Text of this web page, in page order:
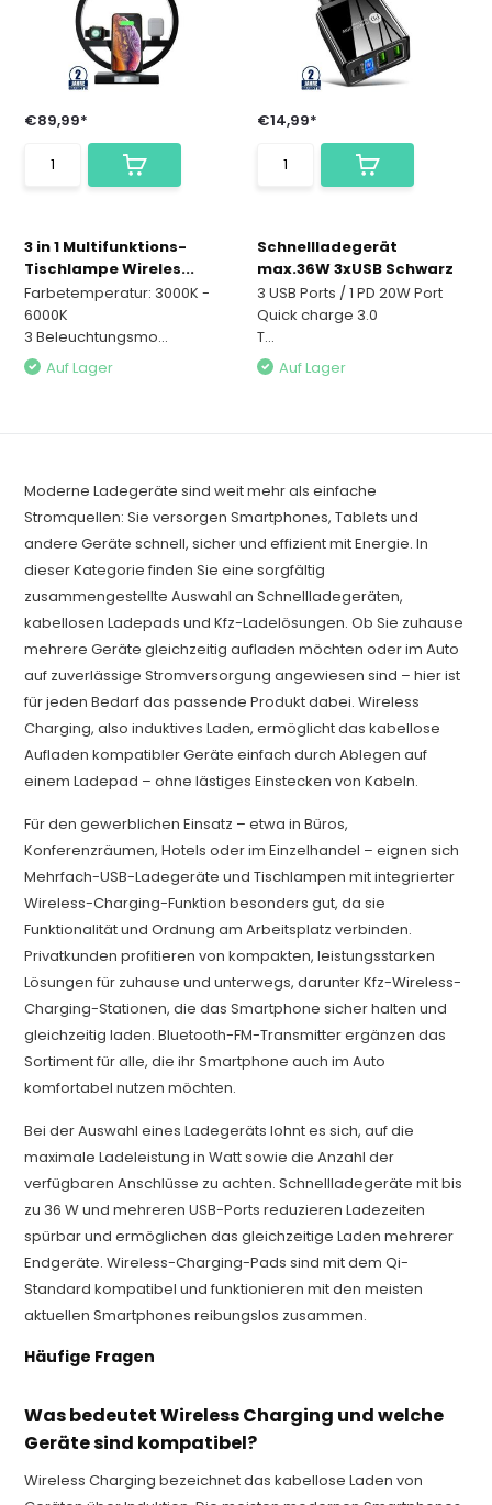
€89,99*
3 in 1 Multifunktions-
Tischlampe Wireles...
Farbetemperatur: 3000K -
6000K
3 Beleuchtungsmo...
Auf Lager
€14,99*
Schnellladegerät
max.36W 3xUSB Schwarz
3 USB Ports / 1 PD 20W Port
Quick charge 3.0
T...
Auf Lager
Moderne Ladegeräte sind weit mehr als einfache
Stromquellen: Sie versorgen Smartphones, Tablets und
andere Geräte schnell, sicher und effizient mit Energie. In
dieser Kategorie finden Sie eine sorgfältig
zusammengestellte Auswahl an Schnellladegeräten,
kabellosen Ladepads und Kfz-Ladelösungen. Ob Sie zuhause
mehrere Geräte gleichzeitig aufladen möchten oder im Auto
auf zuverlässige Stromversorgung angewiesen sind – hier ist
für jeden Bedarf das passende Produkt dabei. Wireless
Charging, also induktives Laden, ermöglicht das kabellose
Aufladen kompatibler Geräte einfach durch Ablegen auf
einem Ladepad – ohne lästiges Einstecken von Kabeln.
Für den gewerblichen Einsatz – etwa in Büros,
Konferenzräumen, Hotels oder im Einzelhandel – eignen sich
Mehrfach-USB-Ladegeräte und Tischlampen mit integrierter
Wireless-Charging-Funktion besonders gut, da sie
Funktionalität und Ordnung am Arbeitsplatz verbinden.
Privatkunden profitieren von kompakten, leistungsstarken
Lösungen für zuhause und unterwegs, darunter Kfz-Wireless-
Charging-Stationen, die das Smartphone sicher halten und
gleichzeitig laden. Bluetooth-FM-Transmitter ergänzen das
Sortiment für alle, die ihr Smartphone auch im Auto
komfortabel nutzen möchten.
Bei der Auswahl eines Ladegeräts lohnt es sich, auf die
maximale Ladeleistung in Watt sowie die Anzahl der
verfügbaren Anschlüsse zu achten. Schnellladegeräte mit bis
zu 36 W und mehreren USB-Ports reduzieren Ladezeiten
spürbar und ermöglichen das gleichzeitige Laden mehrerer
Endgeräte. Wireless-Charging-Pads sind mit dem Qi-
Standard kompatibel und funktionieren mit den meisten
aktuellen Smartphones reibungslos zusammen.
Häufige Fragen
Was bedeutet Wireless Charging und welche
Geräte sind kompatibel?
Wireless Charging bezeichnet das kabellose Laden von